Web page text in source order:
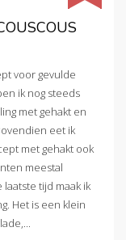
voor gevulde
ik nog steeds
met gehakt en
eet ik
met gehakt ook
meestal
tijd maak ik
Het is een klein